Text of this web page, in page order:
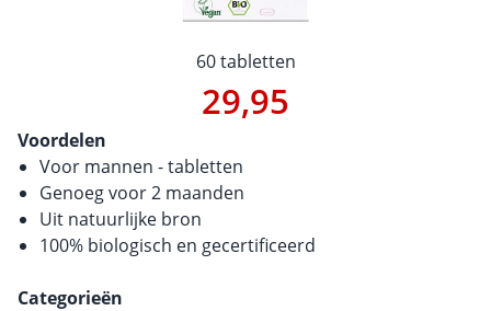
60 tabletten
29,95
Voordelen
Voor mannen - tabletten
Genoeg voor 2 maanden
Uit natuurlijke bron
100% biologisch en gecertificeerd
Categorieën